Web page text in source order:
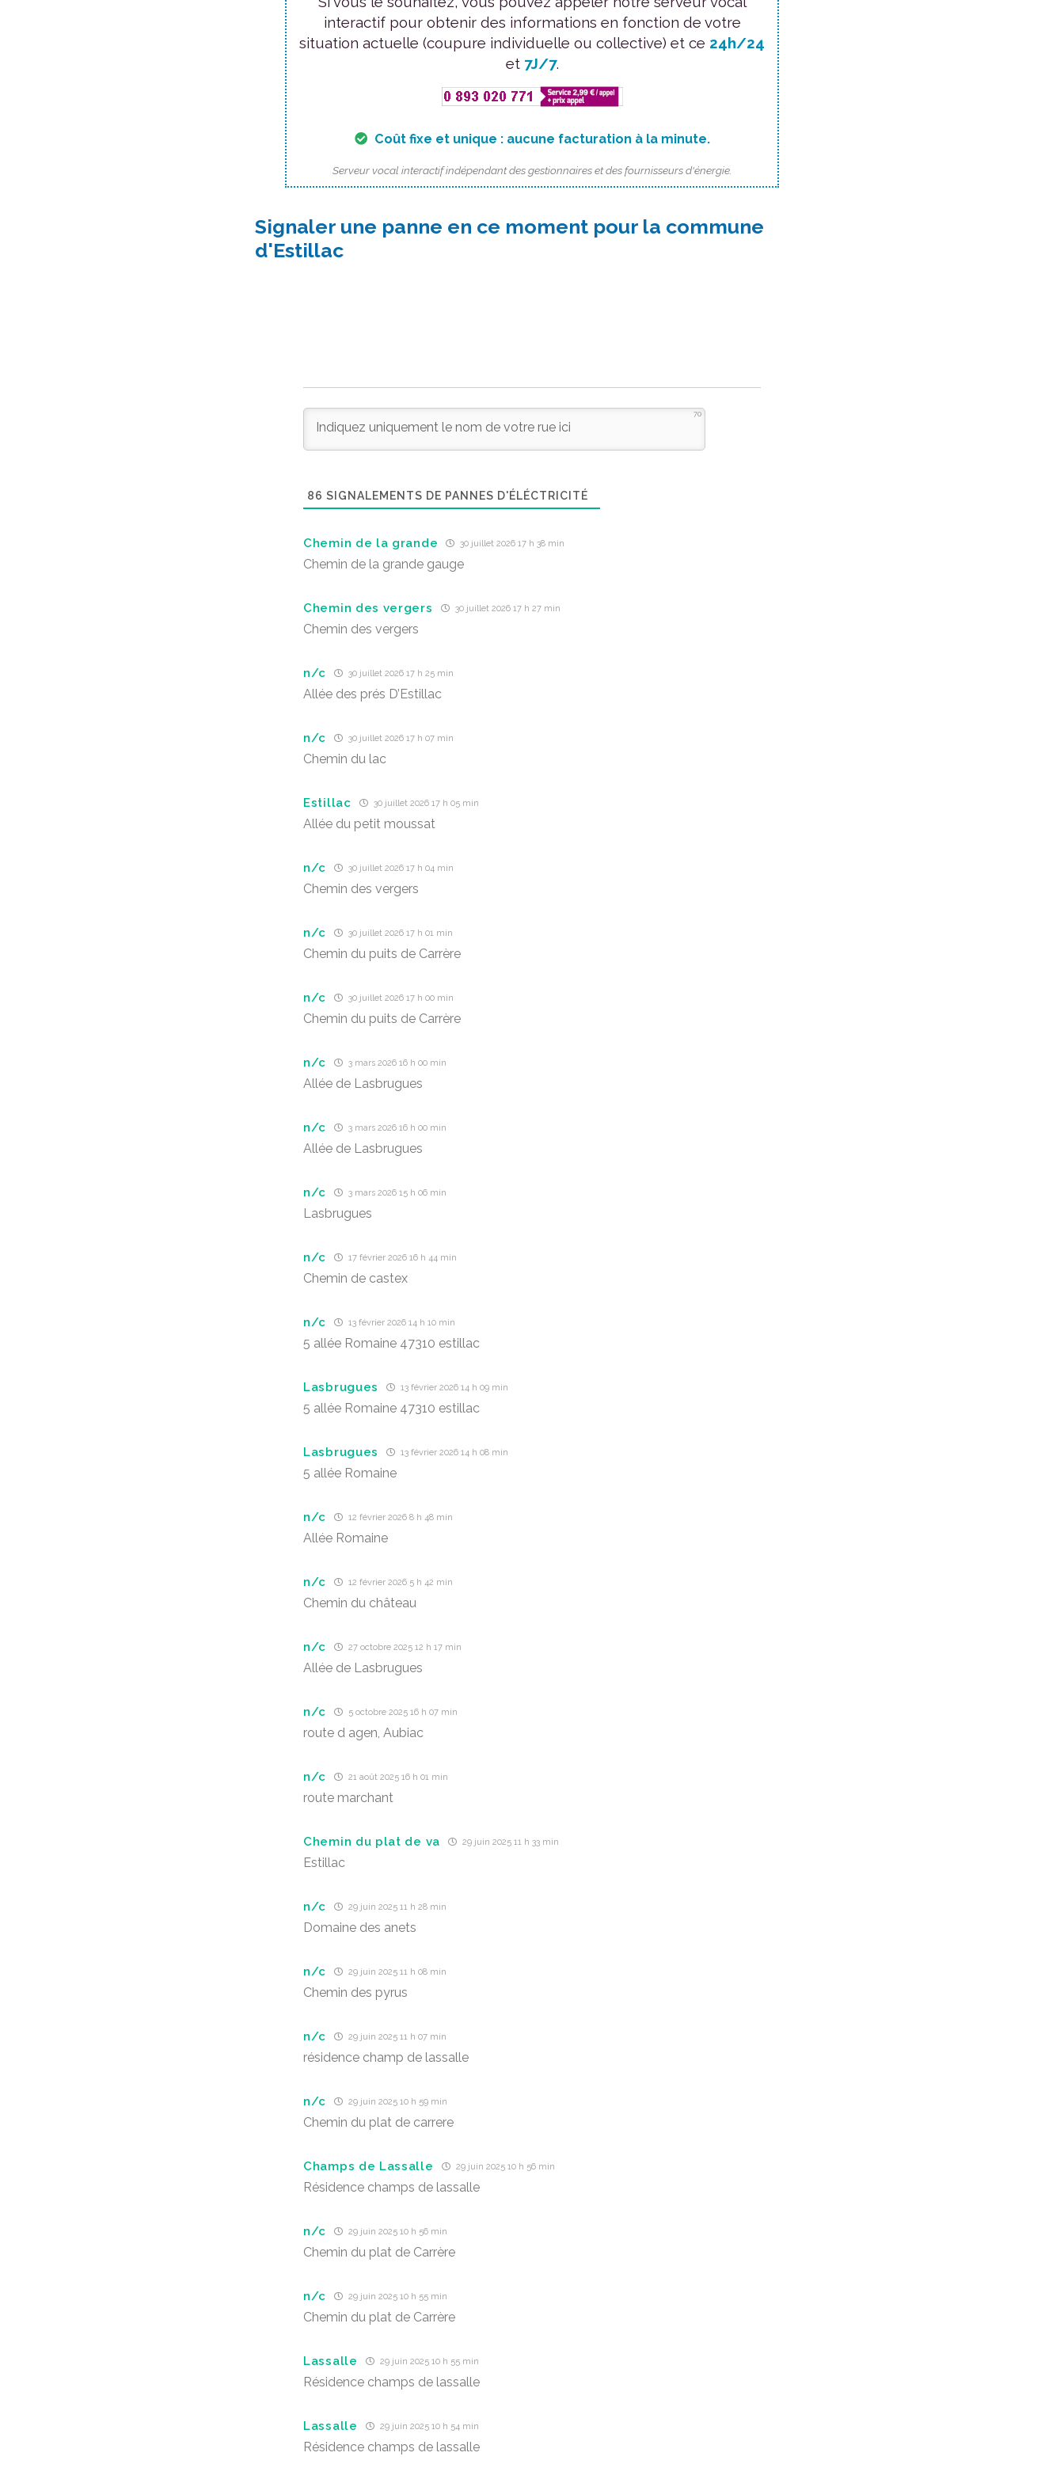
interactif pour obtenir des informations en fonction de votre
situation actuelle (coupure individuelle ou collective) et ce 24h/24
et 7J/7.
Coût fixe et unique : aucune facturation à la minute.
Serveur vocal interactif indépendant des gestionnaires et des fournisseurs d'énergie.
Signaler une panne en ce moment pour la commune
d'Estillac
70
86 SIGNALEMENTS DE PANNES D'ÉLÉCTRICITÉ
Chemin de la grande 30 juillet 2026 17 h 38 min
Chemin de la grande gauge
Chemin des vergers 30 juillet 2026 17 h 27 min
Chemin des vergers
n/c 30 juillet 2026 17 h 25 min
Allée des prés D’Estillac
n/c 30 juillet 2026 17 h 07 min
Chemin du lac
Estillac 30 juillet 2026 17 h 05 min
Allée du petit moussat
n/c 30 juillet 2026 17 h 04 min
Chemin des vergers
n/c 30 juillet 2026 17 h 01 min
Chemin du puits de Carrère
n/c 30 juillet 2026 17 h 00 min
Chemin du puits de Carrère
n/c 3 mars 2026 16 h 00 min
Allée de Lasbrugues
n/c 3 mars 2026 16 h 00 min
Allée de Lasbrugues
n/c 3 mars 2026 15 h 06 min
Lasbrugues
n/c 17 février 2026 16 h 44 min
Chemin de castex
n/c 13 février 2026 14 h 10 min
5 allée Romaine 47310 estillac
Lasbrugues 13 février 2026 14 h 09 min
5 allée Romaine 47310 estillac
Lasbrugues 13 février 2026 14 h 08 min
5 allée Romaine
n/c 12 février 2026 8 h 48 min
Allée Romaine
n/c 12 février 2026 5 h 42 min
Chemin du château
n/c 27 octobre 2025 12 h 17 min
Allée de Lasbrugues
n/c 5 octobre 2025 16 h 07 min
route d agen, Aubiac
n/c 21 août 2025 16 h 01 min
route marchant
Chemin du plat de va 29 juin 2025 11 h 33 min
Estillac
n/c 29 juin 2025 11 h 28 min
Domaine des anets
n/c 29 juin 2025 11 h 08 min
Chemin des pyrus
n/c 29 juin 2025 11 h 07 min
résidence champ de lassalle
n/c 29 juin 2025 10 h 59 min
Chemin du plat de carrere
Champs de Lassalle 29 juin 2025 10 h 56 min
Résidence champs de lassalle
n/c 29 juin 2025 10 h 56 min
Chemin du plat de Carrère
n/c 29 juin 2025 10 h 55 min
Chemin du plat de Carrère
Lassalle 29 juin 2025 10 h 55 min
Résidence champs de lassalle
Lassalle 29 juin 2025 10 h 54 min
Résidence champs de lassalle